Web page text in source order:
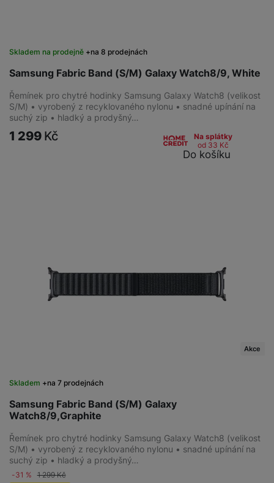
Samsung Fabric Band (S/M) Galaxy Watch8/9, White
Skladem na prodejně na 8 prodejnách
Řemínek pro chytré hodinky Samsung Galaxy Watch8 (velikost
S/M) • vyrobený z recyklovaného nylonu • snadné upínání na
suchý zip • hladký a prodyšný…
1 299 Kč
Na splátky
od 33 Kč
Do košíku
Samsung Fabric Band (S/M) Galaxy
Watch8/9,Graphite
Skladem na 7 prodejnách
Akce
Řemínek pro chytré hodinky Samsung Galaxy Watch8 (velikost
S/M) • vyrobený z recyklovaného nylonu • snadné upínání na
suchý zip • hladký a prodyšný…
-31 % 1 299Kč